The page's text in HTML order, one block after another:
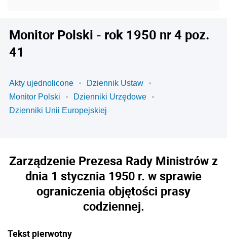
Monitor Polski - rok 1950 nr 4 poz.
41
Akty ujednolicone
Dziennik Ustaw
Monitor Polski
Dzienniki Urzędowe
Dzienniki Unii Europejskiej
Zarządzenie Prezesa Rady Ministrów z
dnia 1 stycznia 1950 r. w sprawie
ograniczenia objętości prasy
codziennej.
Tekst pierwotny